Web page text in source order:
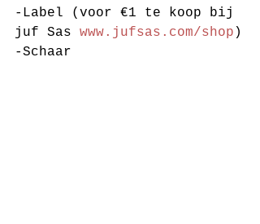
-Label (voor €1 te koop bij
juf Sas www.jufsas.com/shop )
-Schaar